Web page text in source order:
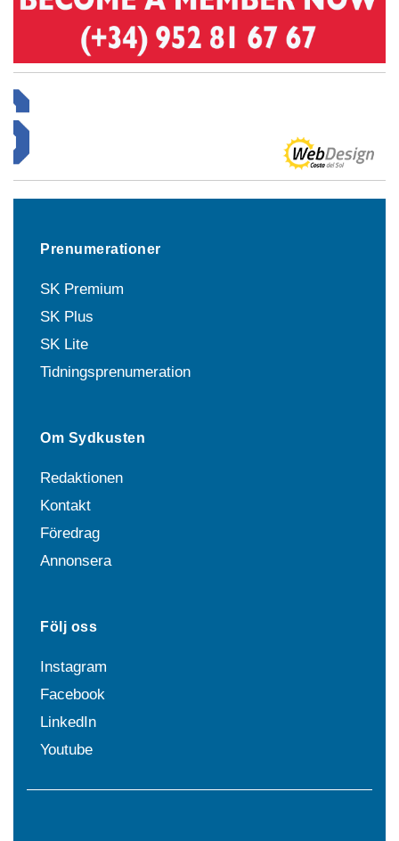
Prenumerationer
SK Premium
SK Plus
SK Lite
Tidningsprenumeration
Om Sydkusten
Redaktionen
Kontakt
Föredrag
Annonsera
Följ oss
Instagram
Facebook
LinkedIn
Youtube